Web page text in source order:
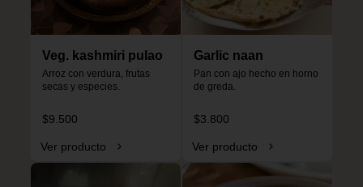
Veg. kashmiri pulao
Arroz con verdura, frutas
secas y especies.
$9.500
Ver producto
Garlic naan
Pan con ajo hecho en horno
de greda.
$3.800
Ver producto